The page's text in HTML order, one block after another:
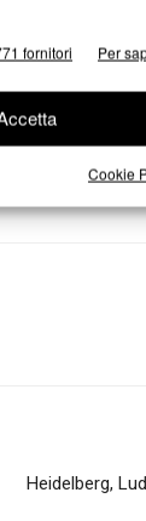
fornitori Per
Cookie
in
e cartone
sostenibili
Heidelberg,